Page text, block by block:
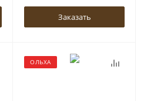
Заказать
ОЛЬХА